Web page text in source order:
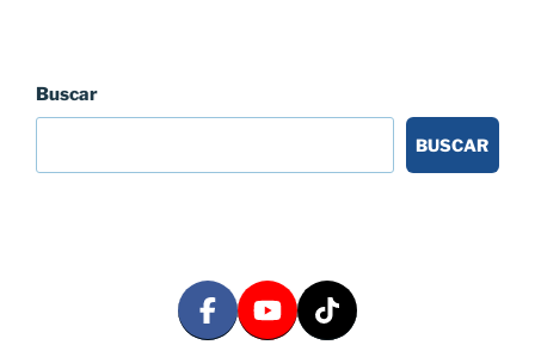
Buscar
BUSCAR